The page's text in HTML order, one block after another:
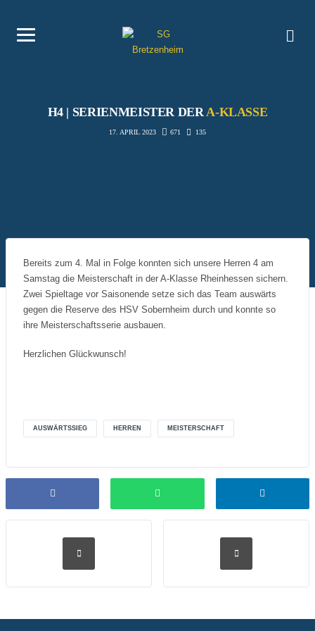
H4 | SERIENMEISTER DERA-KLASSE
17. APRIL 2023 671 135
Bereits zum 4. Mal in Folge konnten sich unsere Herren 4 am
Samstag die Meisterschaft in der A-Klasse Rheinhessen sichern.
Zwei Spieltage vor Saisonende setze sich das Team auswärts
gegen die Reserve des HSV Sobernheim durch und konnte so
ihre Meisterschaftsserie ausbauen.
Herzlichen Glückwunsch!
AUSWÄRTSSIEG HERREN MEISTERSCHAFT